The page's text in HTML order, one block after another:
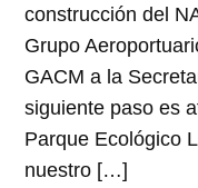
construcción del
Grupo
GACM a la
siguiente paso es
Parque Ecológico
nuestro […]